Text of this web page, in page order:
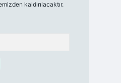
kaldırılacaktır.